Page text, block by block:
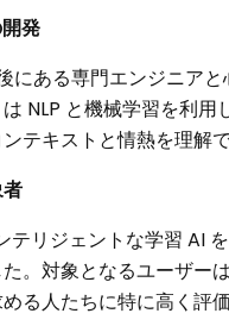
発
にある専門エンジニア
NLP と機械学習を利
テキストと情熱を理解
リジェントな学習 AI
。対象となるユーザー
る人たちに特に高く評価